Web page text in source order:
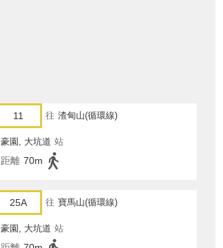
11 往 渣甸山(循環線)
豪園, 大坑道 站
距離 70m
25A 往 寶馬山(循環線)
豪園, 大坑道 站